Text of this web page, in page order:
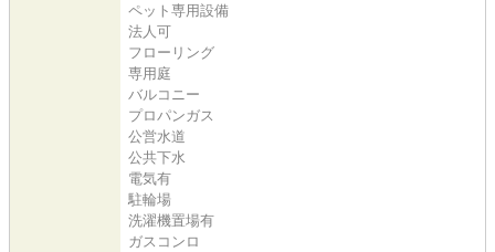
ペット専用設備
法人可
フローリング
専用庭
バルコニー
プロパンガス
公営水道
公共下水
電気有
駐輪場
洗濯機置場有
ガスコンロ